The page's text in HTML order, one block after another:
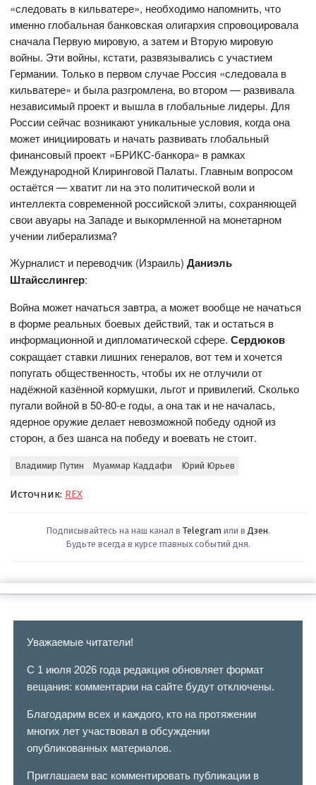
«следовать в кильватере», необходимо напомнить, что
именно глобальная банковская олигархия спровоцировала
сначала Первую мировую, а затем и Вторую мировую
войны. Эти войны, кстати, развязывались с участием
Германии. Только в первом случае Россия «следовала в
кильватере» и была разгромлена, во втором — развивала
независимый проект и вышла в глобальные лидеры. Для
России сейчас возникают уникальные условия, когда она
может инициировать и начать развивать глобальный
финансовый проект «БРИКС-банкора» в рамках
Международной Клиринговой Палаты. Главным вопросом
остаётся — хватит ли на это политической воли и
интеллекта современной российской элиты, сохраняющей
свои авуары на Западе и выкормленной на монетарном
учении либерализма?
Журналист и переводчик (Израиль) Даниэль
Штайсслингер:
Война может начаться завтра, а может вообще не начаться
в форме реальных боевых действий, так и остаться в
информационной и дипломатической сфере.Сердюков
сокращает ставки лишних генералов, вот тем и хочется
попугать общественность, чтобы их не отлучили от
надёжной казённой кормушки, льгот и привилегий. Сколько
пугали войной в 50-80-е годы, а она так и не началась,
ядерное оружие делает невозможной победу одной из
сторон, а без шанса на победу и воевать не стоит.
Владимир Путин Муаммар Каддафи Юрий Юрьев
Источник: REX
Подписывайтесь на наш канал в Telegram или в Дзен.
Будьте всегда в курсе главных событий дня.
Уважаемые читатели!
С 1 июля 2026 года редакция обновляет формат
вещания: комментарии на сайте будут отключены.
Благодарим всех и каждого, кто на протяжении
многих лет участвовал в обсуждении
опубликованных материалов.
Приглашаем вас комментировать публикации в